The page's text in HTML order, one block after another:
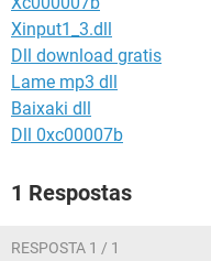
GUIA DE COMPRAS
Xinput1_3.dll
Dll download gratis
Lame mp3 dll
Baixaki dll
Dll 0xc00007b
1 Respostas
RESPOSTA 1 / 1